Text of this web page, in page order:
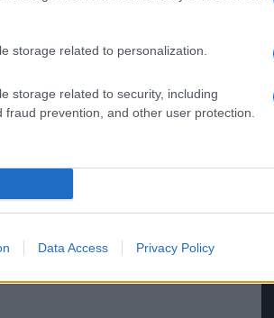
storage related to personalization.
storage related to security, including
prevention, and other user protection.
Data Access Privacy Policy